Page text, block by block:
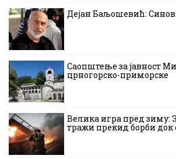
Дејан Баљошевић:
Саопштење за јавност
црногорско-приморске
Велика игра пред зиму:
тражи прекид борби док